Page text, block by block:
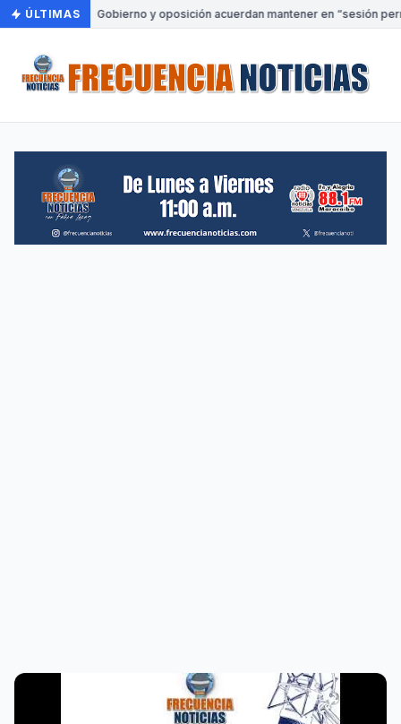
ÚLTIMAS Gobierno y oposición acuerdan mantener en “sesión